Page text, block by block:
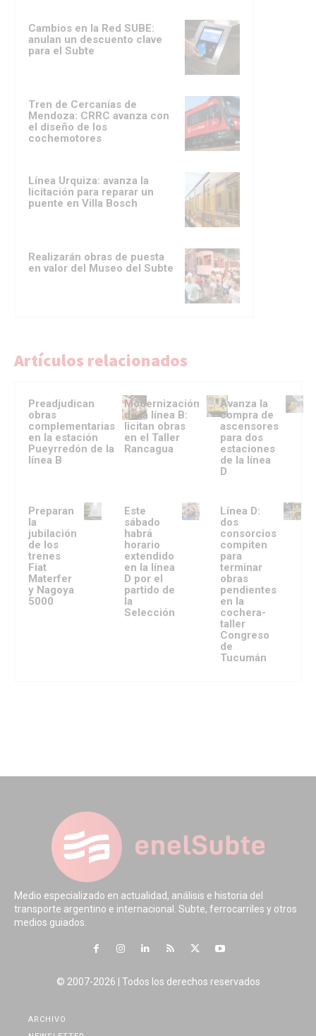
Cambios en la Red SUBE:
anulan un descuento clave
para el Subte
Tren de Cercanías de
Mendoza: CRRC avanza con
el diseño de los
cochemotores
Línea Urquiza: avanza la
licitación para reparar un
puente en Villa Bosch
Realizarán obras de puesta
en valor del Museo del Subte
Artículos relacionados
Preadjudican
obras
complementarias
en la estación
Pueyrredón de la
línea B
Modernización
de la línea B:
licitan obras
en el Taller
Rancagua
Avanza la
compra de
ascensores
para dos
estaciones
de la línea
D
Preparan
la
jubilación
de los
trenes
Fiat
Materfer
y Nagoya
5000
Este
sábado
habrá
horario
extendido
en la línea
D por el
partido de
la
Selección
Línea D:
dos
consorcios
compiten
para
terminar
obras
pendientes
en la
cochera-
taller
Congreso
de
Tucumán
Medio especializado en actualidad, análisis e historia del
transporte argentino e internacional. Subte, ferrocarriles y otros
medios guiados.
© 2007-2026 | Todos los derechos reservados
ARCHIVO